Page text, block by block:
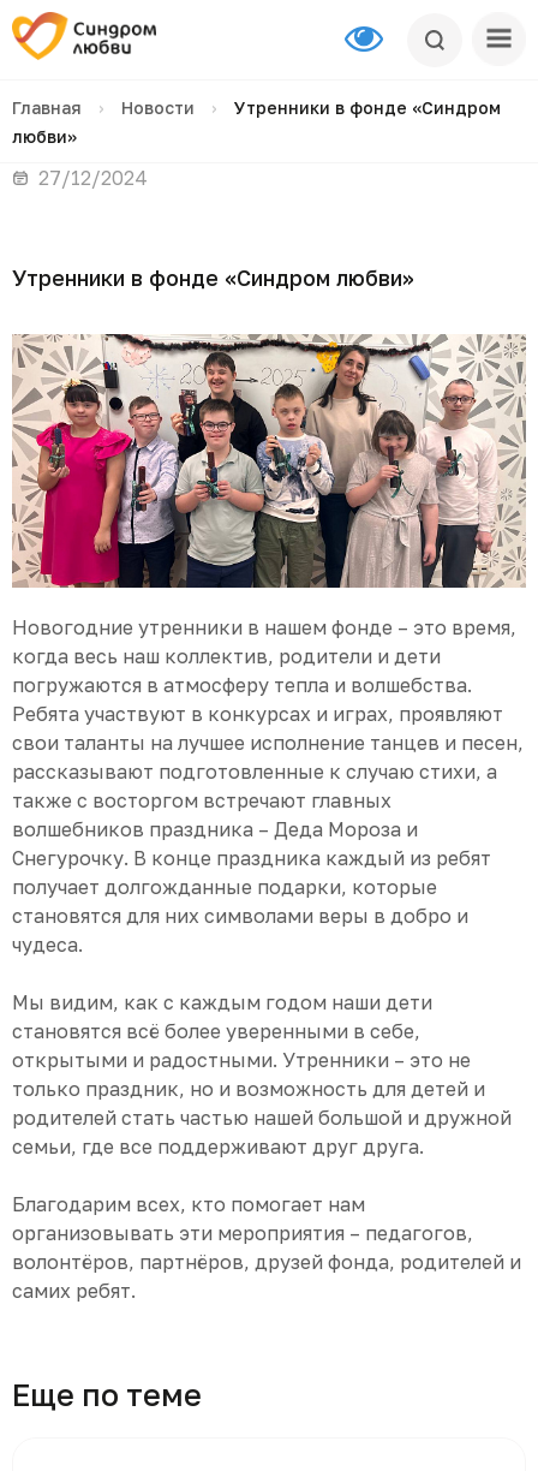
Главная › Новости ›
Утренники в фонде «Синдром
любви»
27/12/2024
Утренники в фонде «Синдром любви»
Новогодние утренники в нашем фонде – это время,
когда весь наш коллектив, родители и дети
погружаются в атмосферу тепла и волшебства.
Ребята участвуют в конкурсах и играх, проявляют
свои таланты на лучшее исполнение танцев и песен,
рассказывают подготовленные к случаю стихи, а
также с восторгом встречают главных
волшебников праздника – Деда Мороза и
Снегурочку. В конце праздника каждый из ребят
получает долгожданные подарки, которые
становятся для них символами веры в добро и
чудеса.
Мы видим, как с каждым годом наши дети
становятся всё более уверенными в себе,
открытыми и радостными. Утренники – это не
только праздник, но и возможность для детей и
родителей стать частью нашей большой и дружной
семьи, где все поддерживают друг друга.
Благодарим всех, кто помогает нам
организовывать эти мероприятия – педагогов,
волонтёров, партнёров, друзей фонда, родителей и
самих ребят.
Еще по теме